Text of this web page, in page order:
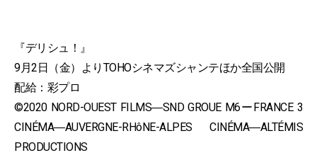
『デリシュ！』
9月2日（金）よりTOHOシネマズシャンテほか全国公開
配給：彩プロ
©2020 NORD-OUEST FILMS―SND GROUE M6ーFRANCE 3
CINÉMA―AUVERGNE-RHôNE-ALPES CINÉMA―ALTÉMIS
PRODUCTIONS